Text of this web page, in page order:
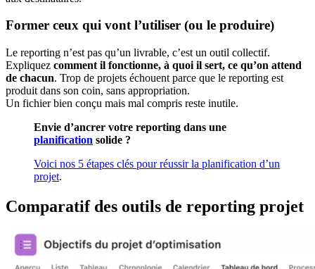
Former ceux qui vont l’utiliser (ou le produire)
Le reporting n’est pas qu’un livrable, c’est un outil collectif.
Expliquez comment il fonctionne, à quoi il sert, ce qu’on attend
de chacun. Trop de projets échouent parce que le reporting est
produit dans son coin, sans appropriation.
Un fichier bien conçu mais mal compris reste inutile.
Envie d’ancrer votre reporting dans une
planification solide ?
Voici nos 5 étapes clés pour réussir la planification d’un
projet.
Comparatif des outils de reporting projet